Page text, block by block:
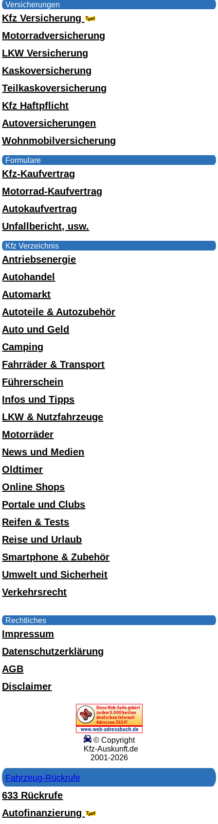
Versicherungen
Kfz Versicherung
Motorradversicherung
LKW Versicherung
Kaskoversicherung
Teilkaskoversicherung
Kfz Haftpflicht
Autoversicherungen
Wohnmobilversicherung
Formulare
Kfz-Kaufvertrag
Motorrad-Kaufvertrag
Autokaufvertrag
Unfallbericht, usw.
Kfz Verzeichnis
Antriebsenergie
Autohandel
Automarkt
Autoteile & Autozubehör
Auto und Geld
Camping
Fahrräder & Transport
Führerschein
Infos und Tipps
LKW & Nutzfahrzeuge
Motorräder
News und Medien
Oldtimer
Online Shops
Portale und Clubs
Reifen & Tests
Reise und Urlaub
Smartphone & Zubehör
Umwelt und Sicherheit
Verkehrsrecht
Rechtliches
Impressum
Datenschutzerklärung
AGB
Disclaimer
© Copyright
Kfz-Auskunft.de
2001-2026
Fahrzeug-Rückrufe
633 Rückrufe
Autofinanzierung